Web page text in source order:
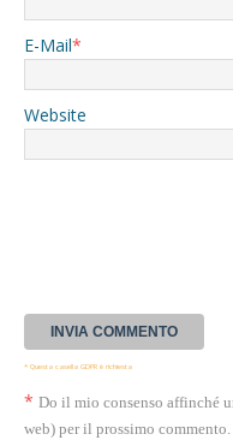
E-Mail*
Website
* Questa casella GDPR è richiesta
* Do il mio consenso affinché
web) per il prossimo commento.